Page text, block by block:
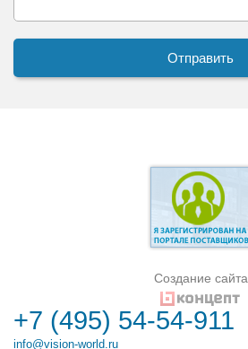
Создание сайта
+7 (495) 54-54-911
info@vision-world.ru